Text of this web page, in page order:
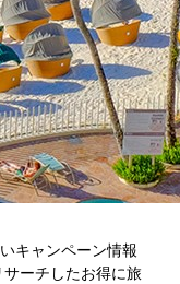
キャンペーン情報
ーチしたお得に旅